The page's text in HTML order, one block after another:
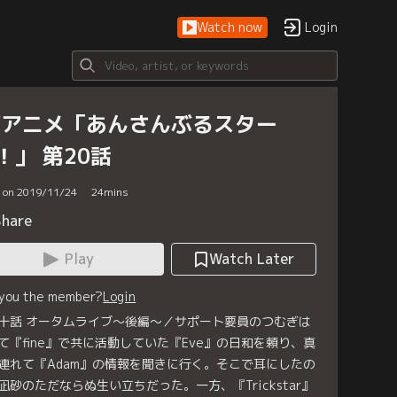
Watch now Login
ニメ「あんさんぶるスター
」 第20話
on 2019/11/24 24mins
Play
Watch Later
the member?Login
話 オータムライブ～後編～／サポート要員のつむぎは
『fine』で共に活動していた『Eve』の日和を頼り、真
れて『Adam』の情報を聞きに行く。そこで耳にしたの
砂のただならぬ生い立ちだった。一方、『Trickstar』